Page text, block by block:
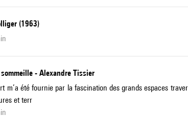
(1963)
- Alexandre Tissier
m’a été fournie par la fascination des grands espaces
et terr